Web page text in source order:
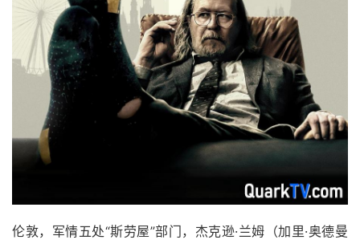
伦敦，军情五处“斯劳屋”部门，杰克逊·兰姆（加里·奥德曼